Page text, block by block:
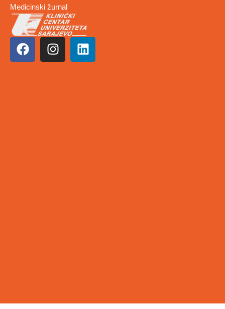
Medicinski žurnal